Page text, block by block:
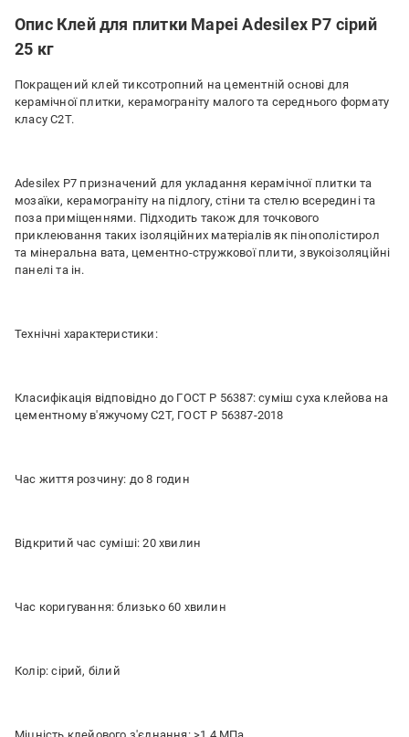
Опис Клей для плитки Mapei Adesilex P7 сірий
25 кг
Покращений клей тиксотропний на цементній основі для
керамічної плитки, керамограніту малого та середнього формату
класу C2T.
Adesilex P7 призначений для укладання керамічної плитки та
мозаїки, керамограніту на підлогу, стіни та стелю всередині та
поза приміщеннями. Підходить також для точкового
приклеювання таких ізоляційних матеріалів як пінополістирол
та мінеральна вата, цементно-стружкової плити, звукоізоляційні
панелі та ін.
Технічні характеристики:
Класифікація відповідно до ГОСТ Р 56387: суміш суха клейова на
цементному в'яжучому С2Т, ГОСТ Р 56387-2018
Час життя розчину: до 8 годин
Відкритий час суміші: 20 хвилин
Час коригування: близько 60 хвилин
Колір: сірий, білий